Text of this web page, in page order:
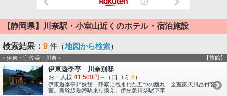
【静岡県】川奈駅・小室山近くのホテル・宿泊施設
検索結果： 9 件（地図から検索）
＜伊東・宇佐美・川奈＞ 【旅館】
伊東遊季亭 川奈別邸
お一人様 41,500円～ （口コミ 5）
伊東遊季亭姉妹館 静寂に包まれた五つの離れ 全室露天風呂付客
室。新幹線熱海駅乗り換え。伊豆急川奈駅下車